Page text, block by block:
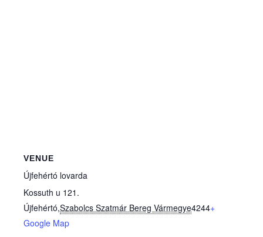
VENUE
Újfehértó lovarda
Kossuth u 121.
Újfehértó,Szabolcs Szatmár Bereg Vármegye4244+
Google Map